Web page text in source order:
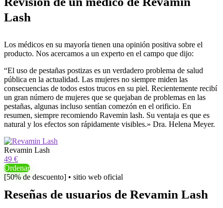
Lash
Los médicos en su mayoría tienen una opinión positiva sobre el
producto. Nos acercamos a un experto en el campo que dijo:
“El uso de pestañas postizas es un verdadero problema de salud
pública en la actualidad. Las mujeres no siempre miden las
consecuencias de todos estos trucos en su piel. Recientemente recibí
un gran número de mujeres que se quejaban de problemas en las
pestañas, algunas incluso sentían comezón en el orificio. En
resumen, siempre recomiendo Ravemin lash. Su ventaja es que es
natural y los efectos son rápidamente visibles.» Dra. Helena Meyer.
Revamin Lash
49 €
Ordenar
[50% de descuento] • sitio web oficial
Reseñas de usuarios de Revamin Lash